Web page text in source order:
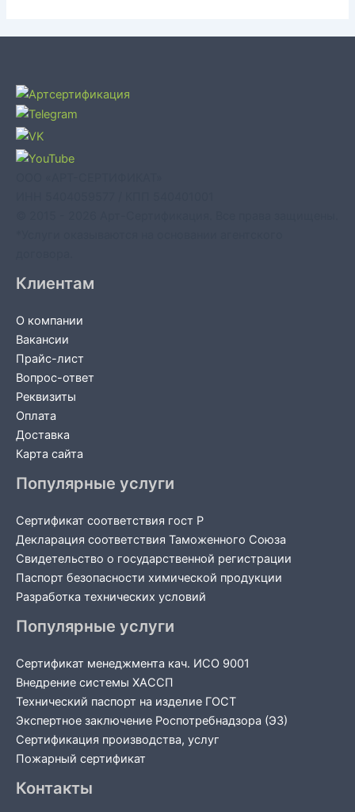
Клиентам
О компании
Вакансии
Прайс-лист
Вопрос-ответ
Реквизиты
Оплата
Доставка
Карта сайта
Популярные услуги
Сертификат соответствия гост Р
Декларация соответствия Таможенного Союза
Свидетельство о государственной регистрации
Паспорт безопасности химической продукции
Разработка технических условий
Популярные услуги
Сертификат менеджмента кач. ИСО 9001
Внедрение системы ХАССП
Технический паспорт на изделие ГОСТ
Экспертное заключение Роспотребнадзора (ЭЗ)
Сертификация производства, услуг
Пожарный сертификат
Контакты